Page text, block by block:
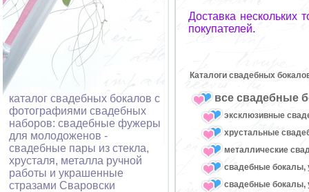
каталог свадебных бокалов с
фотографиями свадебных
наборов: свадебные фужеры
для молодоженов -
свадебные пары из стекла,
хрусталя, металла ручной
работы и украшенные
стразами Сваровски
Доставка нескольких
покупателей.
Каталоги свадебных
все свадебные
эксклюзивные
хрустальные
металлические
свадебные бокалы,
свадебные бокалы,